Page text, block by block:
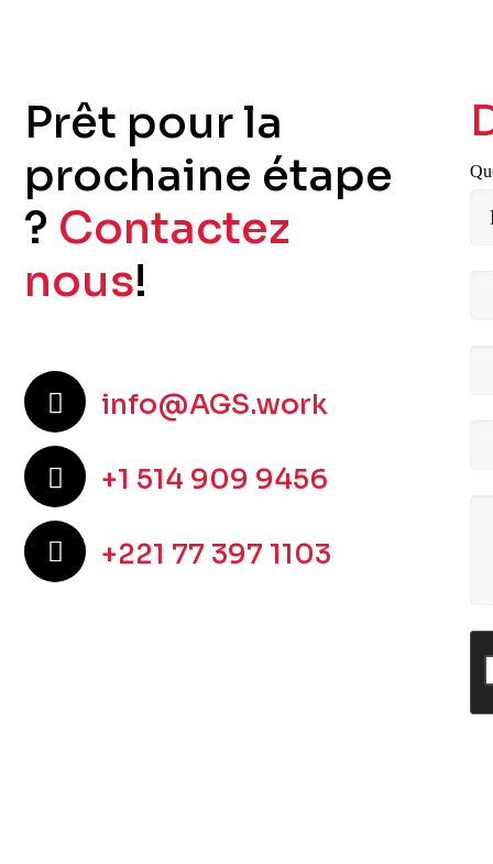
Prêt pour la
prochaine étape
? Contactez
nous!
info@AGS.work
+1 514 909 9456
+221 77 397 1103